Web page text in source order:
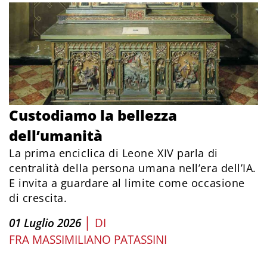
Custodiamo la bellezza
dell’umanità
La prima enciclica di Leone XIV parla di
centralità della persona umana nell’era dell’IA.
E invita a guardare al limite come occasione
di crescita.
01 Luglio 2026 | DI
FRA MASSIMILIANO PATASSINI